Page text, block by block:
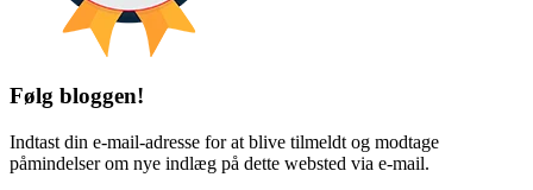
Følg bloggen!
Indtast din e-mail-adresse for at blive tilmeldt og modtage
påmindelser om nye indlæg på dette websted via e-mail.